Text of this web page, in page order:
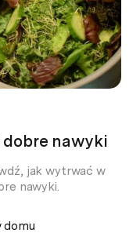
nawyki
jak wytrwać w
nawyki.